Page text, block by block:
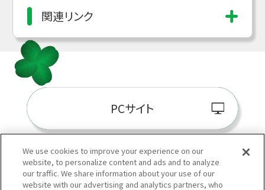
関連リンク
PCサイト
阪神百貨店E-
We use cookies to improve your experience on our
website, to personalize content and ads and to analyze
our traffic. We share information about your use of our
website with our advertising and analytics partners, who